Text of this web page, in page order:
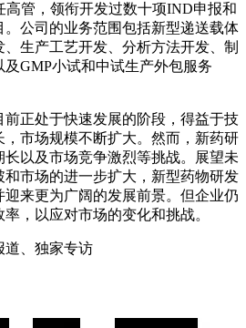
高管，领衔开发过数十项IND申报和
公司的业务范围包括新型递送载体
生产工艺开发、分析方法开发、制
GMP小试和中试生产外包服务
正处于快速发展的阶段，得益于技
市场规模不断扩大。然而，新药研
以及市场竞争激烈等挑战。展望未
市场的进一步扩大，新型药物研发
来更为广阔的发展前景。但企业仍
，以应对市场的变化和挑战。
道、独家专访